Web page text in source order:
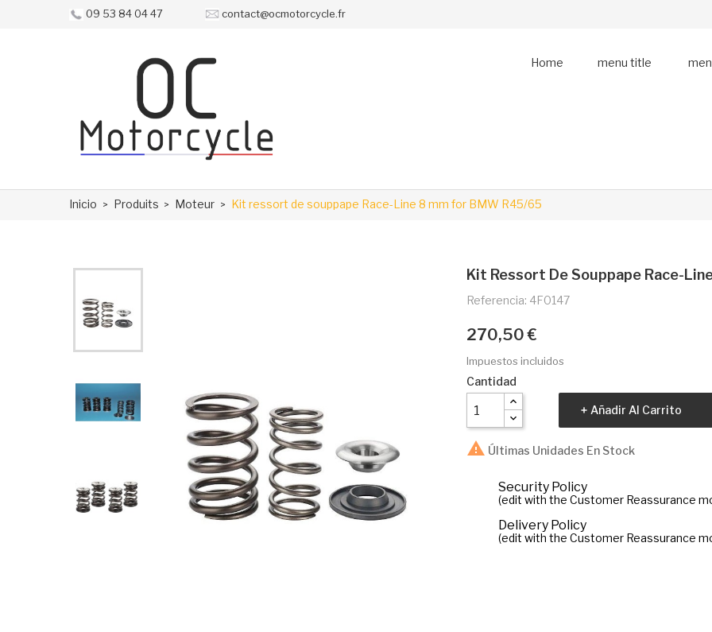
09 53 84 04 47 contact@ocmotorcycle.fr
Home menu title
Inicio Produits Moteur Kit ressort de souppape Race-Line 8 mm for BMW R45/65
Kit Ressort De Souppape Race-
Referencia: 4F0147
270,50 €
Impuestos incluidos
Cantidad
Añadir Al Carrito
 Últimas Unidades En Stock
Security Policy
(edit with the Customer Reassurance
Delivery Policy
(edit with the Customer Reassurance